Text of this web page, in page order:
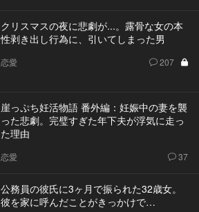
クリスマスの夜に悲劇が...。露骨な女の本
性剥き出し行為に、引いてしまった男
恋愛 207
崖っぷち妊活物語 番外編：妊娠中の妻を襲
った悲劇。完璧すぎた年下夫が浮気に走っ
た理由
恋愛 37
公務員の彼氏に3ヶ月で振られた32歳女。
彼を家に呼んだことがきっかけで…